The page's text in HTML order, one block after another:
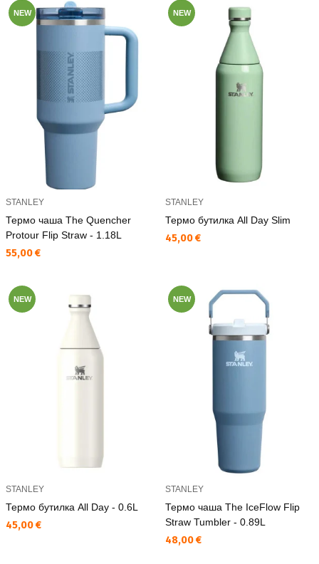
NEW
STANLEY
Термо чаша The Quencher
Protour Flip Straw - 1.18L
Текуща цена:
55,00 €
NEW
STANLEY
Термо бутилка All Day Slim
Текуща цена:
45,00 €
NEW
STANLEY
Термо бутилка All Day - 0.6L
Текуща цена:
45,00 €
NEW
STANLEY
Термо чаша The IceFlow Flip
Straw Tumbler - 0.89L
Текуща цена:
48,00 €